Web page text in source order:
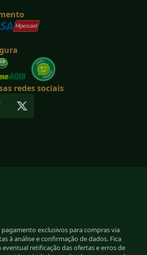
redes sociais
pagamento exclusivos para compras via
à análise e confirmação de dados. Fica
retificação das ofertas e erros de